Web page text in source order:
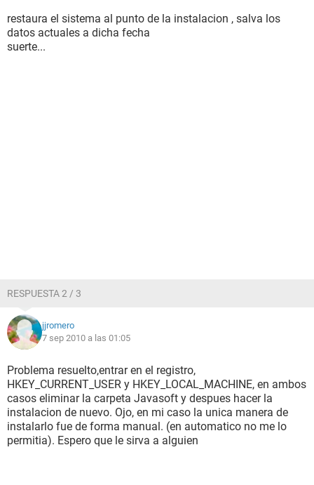
restaura el sistema al punto de la instalacion , salva los
datos actuales a dicha fecha
suerte...
RESPUESTA 2 / 3
jjromero
7 sep 2010 a las 01:05
Problema resuelto,entrar en el registro,
HKEY_CURRENT_USER y HKEY_LOCAL_MACHINE, en ambos
casos eliminar la carpeta Javasoft y despues hacer la
instalacion de nuevo. Ojo, en mi caso la unica manera de
instalarlo fue de forma manual. (en automatico no me lo
permitia). Espero que le sirva a alguien